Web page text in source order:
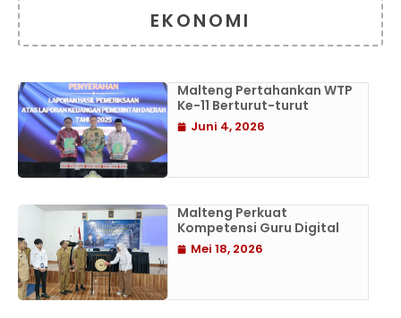
EKONOMI
Malteng Pertahankan WTP
Ke-11 Berturut-turut
Juni 4, 2026
Malteng Perkuat
Kompetensi Guru Digital
Mei 18, 2026